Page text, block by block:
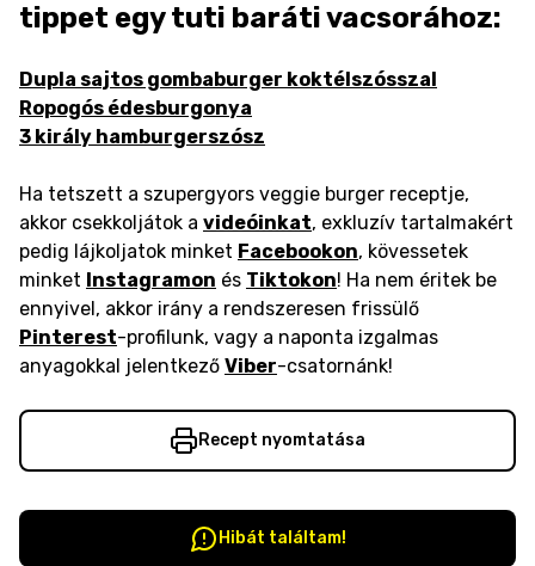
tippet egy tuti baráti vacsorához:
Dupla sajtos gombaburger koktélszósszal
Ropogós édesburgonya
3 király hamburgerszósz
Ha tetszett a szupergyors veggie burger receptje,
akkor csekkoljátok a videóinkat, exkluzív tartalmakért
pedig lájkoljatok minket Facebookon, kövessetek
minket Instagramon és Tiktokon! Ha nem éritek be
ennyivel, akkor irány a rendszeresen frissülő
Pinterest-profilunk, vagy a naponta izgalmas
anyagokkal jelentkező Viber-csatornánk!
Recept nyomtatása
Hibát találtam!